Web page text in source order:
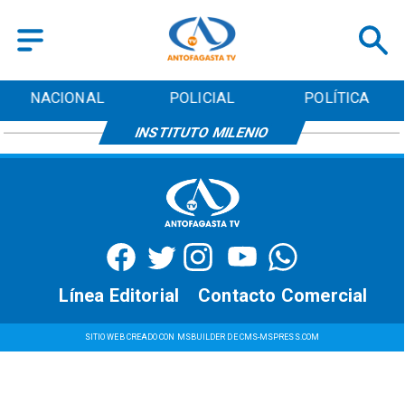
NACIONAL POLICIAL POLÍTICA
INSTITUTO MILENIO
SITIO WEB CREADO CON MSBUILDER DE CMS-MSPRESS.COM
Contacto Comercial
Línea Editorial